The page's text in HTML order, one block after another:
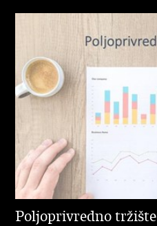
Poljoprivredno tržište